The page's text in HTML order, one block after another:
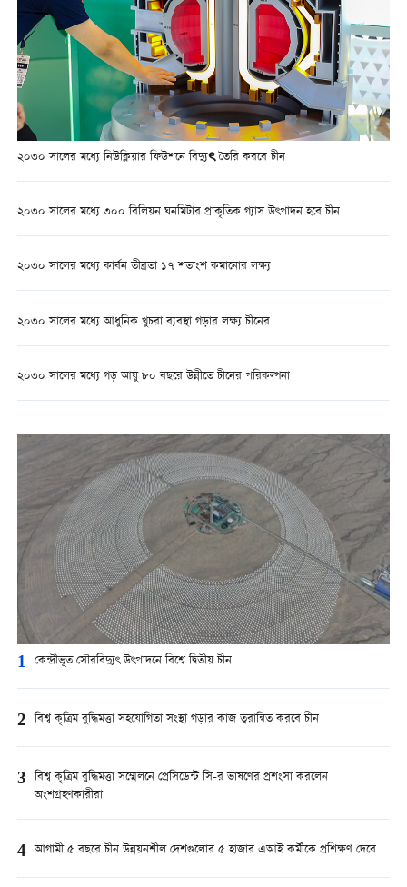
২০৩০ সালের মধ্যে নিউক্লিয়ার ফিউশনে বিদ্যুৎ তৈরি করবে চীন
২০৩০ সালের মধ্যে ৩০০ বিলিয়ন ঘনমিটার প্রাকৃতিক গ্যাস উৎপাদন হবে চীন
২০৩০ সালের মধ্যে কার্বন তীব্রতা ১৭ শতাংশ কমানোর লক্ষ্য
২০৩০ সালের মধ্যে আধুনিক খুচরা ব্যবস্থা গড়ার লক্ষ্য চীনের
২০৩০ সালের মধ্যে গড় আয়ু ৮০ বছরে উন্নীতে চীনের পরিকল্পনা
1 কেন্দ্রীভূত সৌরবিদ্যুৎ উৎপাদনে বিশ্বে দ্বিতীয় চীন
2 বিশ্ব কৃত্রিম বুদ্ধিমত্তা সহযোগিতা সংস্থা গড়ার কাজ ত্বরান্বিত করবে চীন
3 বিশ্ব কৃত্রিম বুদ্ধিমত্তা সম্মেলনে প্রেসিডেন্ট সি-র ভাষণের প্রশংসা করলেন
অংশগ্রহণকারীরা
4 আগামী ৫ বছরে চীন উন্নয়নশীল দেশগুলোর ৫ হাজার এআই কর্মীকে প্রশিক্ষণ দেবে